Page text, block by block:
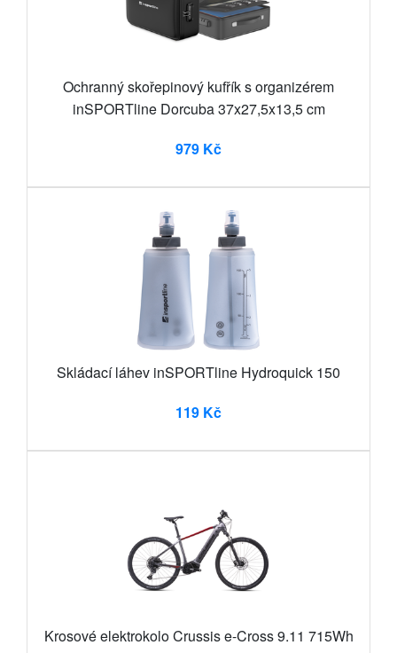
Ochranný skořepinový kufřík s organizérem
inSPORTline Dorcuba 37x27,5x13,5 cm
979 Kč
Skládací láhev inSPORTline Hydroquick 150
119 Kč
Krosové elektrokolo Crussis e-Cross 9.11 715Wh